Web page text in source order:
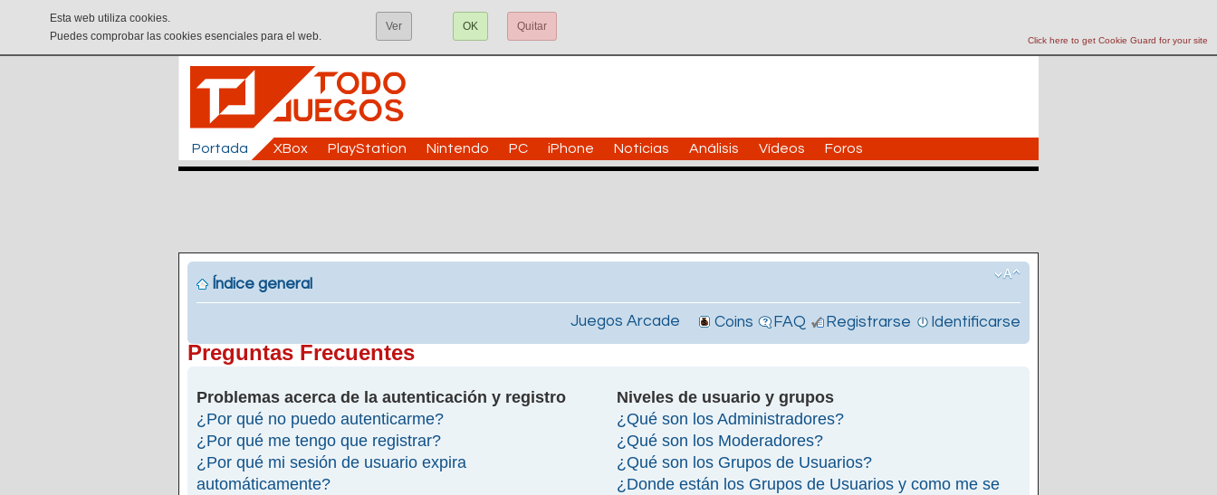
Click here to get Cookie Guard for your site
Esta web utiliza cookies.
Puedes comprobar las cookies esenciales para el web.
Ver OK Quitar
Portada XBox PlayStation Nintendo PC iPhone Noticias Análisis Vídeos Foros
Índice general
Juegos Arcade Coins FAQ Registrarse Identificarse
Preguntas Frecuentes
Problemas acerca de la autenticación y registro
¿Por qué no puedo autenticarme?
¿Por qué me tengo que registrar?
¿Por qué mi sesión de usuario expira
automáticamente?
Niveles de usuario y grupos
¿Qué son los Administradores?
¿Qué son los Moderadores?
¿Qué son los Grupos de Usuarios?
¿Donde están los Grupos de Usuarios y como me se